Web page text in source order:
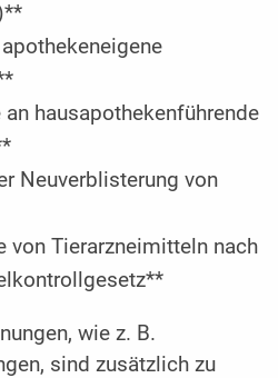
hausapothekenführende
Neuverblisterung von
von Tierarzneimitteln nach
wie z. B.
sind zusätzlich zu